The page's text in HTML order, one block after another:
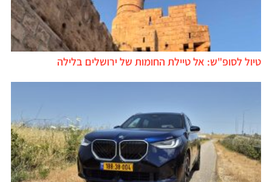
טיול לסופ"ש: אל טיילת החומות של ירושלים בלילה